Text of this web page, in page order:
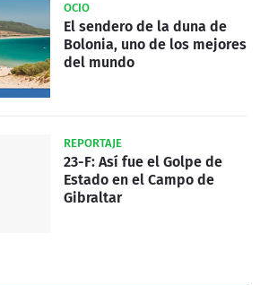
OCIO
El sendero de la duna de
Bolonia, uno de los mejores
del mundo
REPORTAJE
23-F: Así fue el Golpe de
Estado en el Campo de
Gibraltar